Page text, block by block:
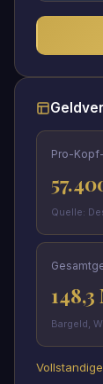
Pro-
Quelle:
Bargeld,